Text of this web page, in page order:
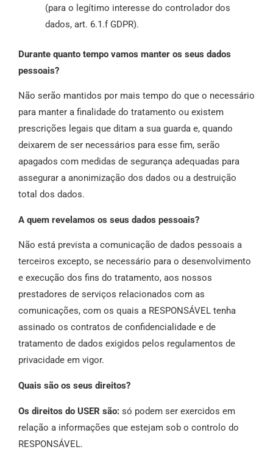
(para o legítimo interesse do controlador dos
dados, art. 6.1.f GDPR).
Durante quanto tempo vamos manter os seus dados
pessoais?
Não serão mantidos por mais tempo do que o necessário
para manter a finalidade do tratamento ou existem
prescrições legais que ditam a sua guarda e, quando
deixarem de ser necessários para esse fim, serão
apagados com medidas de segurança adequadas para
assegurar a anonimização dos dados ou a destruição
total dos dados.
A quem revelamos os seus dados pessoais?
Não está prevista a comunicação de dados pessoais a
terceiros excepto, se necessário para o desenvolvimento
e execução dos fins do tratamento, aos nossos
prestadores de serviços relacionados com as
comunicações, com os quais a RESPONSÁVEL tenha
assinado os contratos de confidencialidade e de
tratamento de dados exigidos pelos regulamentos de
privacidade em vigor.
Quais são os seus direitos?
Os direitos do USER são: só podem ser exercidos em
relação a informações que estejam sob o controlo do
RESPONSÁVEL.